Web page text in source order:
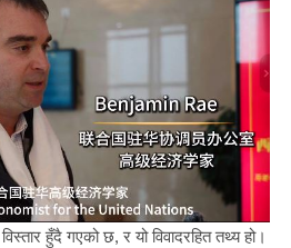
हुँदै गएको छ, र यो विवादरहित तथ्य हो।